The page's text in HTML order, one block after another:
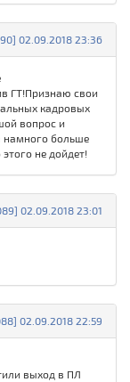
02.09.2018 23:36
ГТ!Признаю свои
кадровых
вопрос и
намного больше
не дойдет!
02.09.2018 23:01
02.09.2018 22:59
выход в ПЛ